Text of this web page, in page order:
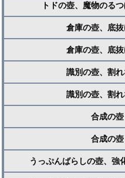
トドの壺、魔物のる
倉庫の壺、底抜
倉庫の壺、底抜
識別の壺、割れ
識別の壺、割れ
合成の壺
合成の壺
うっぷんばらしの壺、強